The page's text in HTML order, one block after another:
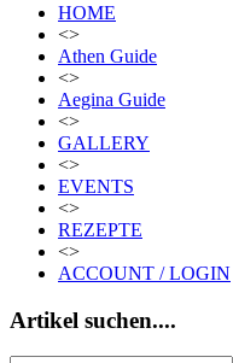
HOME
<>
Athen Guide
<>
Aegina Guide
<>
GALLERY
<>
EVENTS
<>
REZEPTE
<>
ACCOUNT / LOGIN
Artikel suchen....